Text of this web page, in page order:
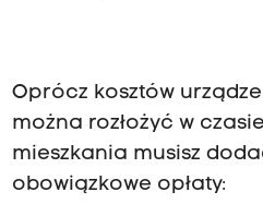
Oprócz kosztów
można rozłożyć w
mieszkania musisz
obowiązkowe opłaty: